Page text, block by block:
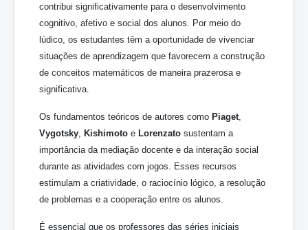
contribui significativamente para o desenvolvimento
cognitivo, afetivo e social dos alunos. Por meio do
lúdico, os estudantes têm a oportunidade de vivenciar
situações de aprendizagem que favorecem a construção
de conceitos matemáticos de maneira prazerosa e
significativa.
Os fundamentos teóricos de autores como Piaget
Vygotsky Kishimoto e Lorenzato sustentam a
importância da mediação docente e da interação social
durante as atividades com jogos. Esses recursos
estimulam a criatividade, o raciocínio lógico, a resolução
de problemas e a cooperação entre os alunos.
É essencial que os professores das séries iniciais